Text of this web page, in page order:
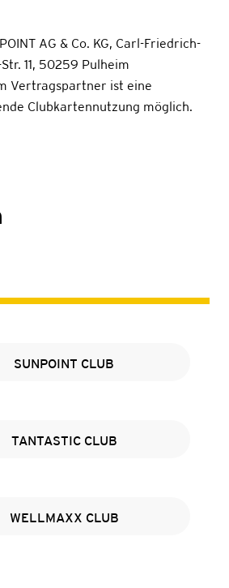
AG & Co. KG, Carl-Friedrich-
11, 50259 Pulheim
Vertragspartner ist eine
Clubkartennutzung möglich.
SUNPOINT CLUB
TANTASTIC CLUB
WELLMAXX CLUB